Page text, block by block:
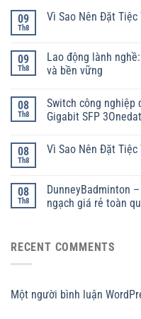
09
Th8
Vì Sao Nên Đặt Tiệc
09
Th8
Lao động lành
và bền vững
08
Th8
Switch công nghiệp
Gigabit SFP
08
Th8
Vì Sao Nên Đặt Tiệc
08
Th8
DunneyBadminton
ngạch giá rẻ toàn
RECENT COMMENTS
Một người bình luận